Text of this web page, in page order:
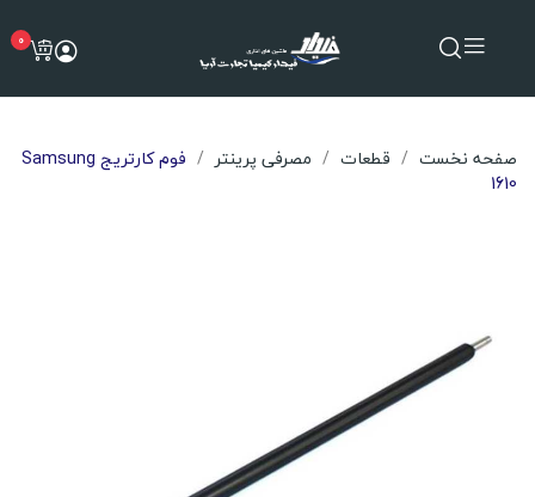
0
صفحه نخست قطعات مصرفی پرینتر
فوم کارتریج Samsung
1610